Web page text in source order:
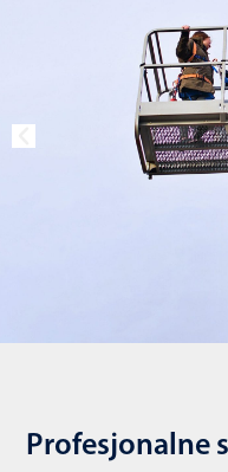
Profesjonalne